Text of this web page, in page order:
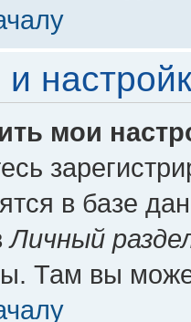
мои
в базе
Личный
Там вы